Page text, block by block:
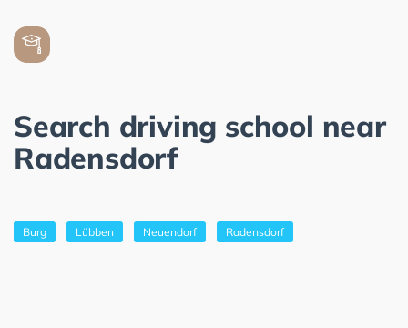
Search driving school near
Radensdorf
Burg Lübben Neuendorf Radensdorf